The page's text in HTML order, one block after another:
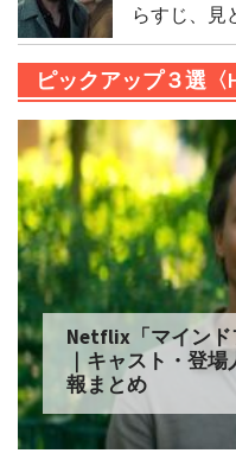
らすじ、見
ピックアップ３選〈
Netflix「マインド
｜キャスト・登
報まとめ